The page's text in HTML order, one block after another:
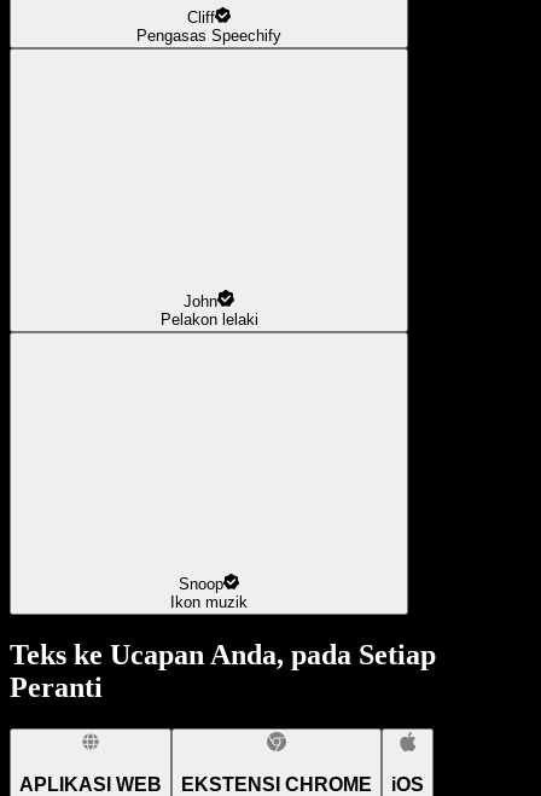
Cliff
Pengasas Speechify
John
Pelakon lelaki
Snoop
Ikon muzik
Teks ke Ucapan Anda, pada Setiap
Peranti
APLIKASI WEB EKSTENSI CHROME iOS